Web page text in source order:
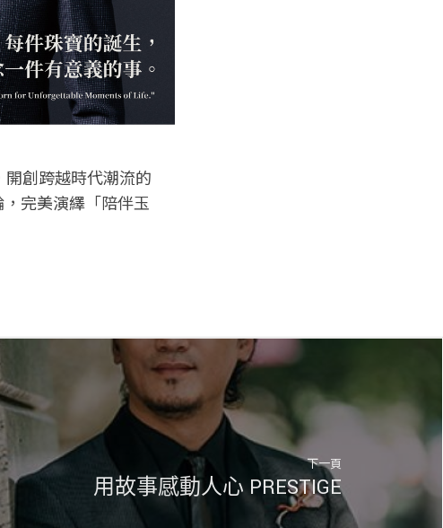
創跨越時代潮流的
，完美演繹「陪伴玉
下一頁
用故事感動人心 PRESTIGE